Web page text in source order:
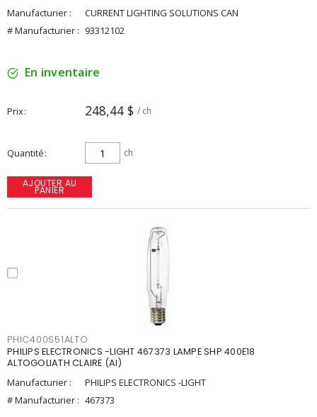
Manufacturier :
CURRENT LIGHTING SOLUTIONS CAN
# Manufacturier : 93312102
En inventaire
Prix 248,44 $ / ch
Quantité ch
AJOUTER AU
PANIER
PHIC400S51ALTO
PHILIPS ELECTRONICS -LIGHT 467373 LAMPE SHP 400E18
ALTOGOLIATH CLAIRE (AI)
Manufacturier :
PHILIPS ELECTRONICS -LIGHT
# Manufacturier : 467373